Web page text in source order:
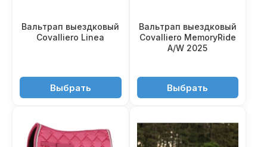
Вальтрап выездковый
Covalliero Linea
5'990 ₽Выбрать
Вальтрап выездковый
Covalliero MemoryRide
A/W 2025
7'350 ₽Выбрать